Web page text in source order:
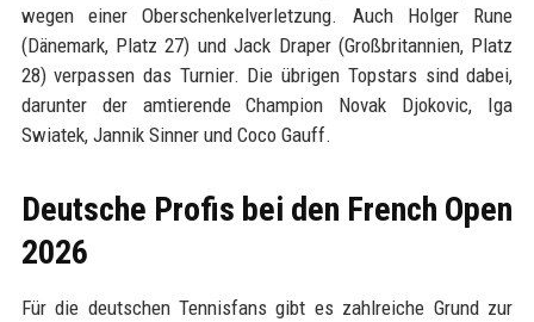
wegen einer Oberschenkelverletzung. Auch Holger Rune
(Dänemark, Platz 27) und Jack Draper (Großbritannien, Platz
28) verpassen das Turnier. Die übrigen Topstars sind dabei,
darunter der amtierende Champion Novak Djokovic, Iga
Swiatek, Jannik Sinner und Coco Gauff.
Deutsche Profis bei den French Open
2026
Für die deutschen Tennisfans gibt es zahlreiche Grund zur